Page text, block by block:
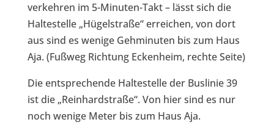
verkehren im 5-Minuten-Takt – lässt sich die
Haltestelle „Hügelstraße“ erreichen, von dort
aus sind es wenige Gehminuten bis zum Haus
Aja. (Fußweg Richtung Eckenheim, rechte Seite)
Die entsprechende Haltestelle der Buslinie 39
ist die „Reinhardstraße“. Von hier sind es nur
noch wenige Meter bis zum Haus Aja.